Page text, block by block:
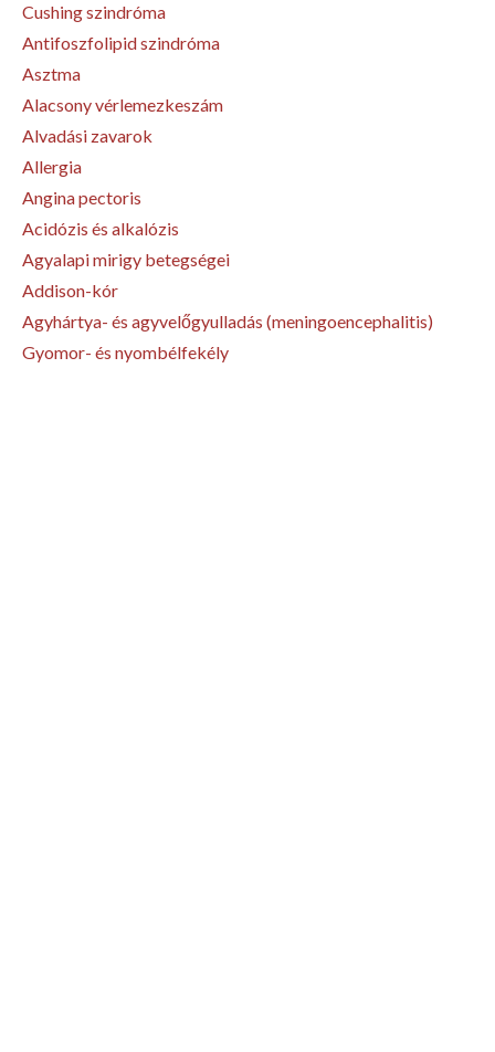
Cushing szindróma
Antifoszfolipid szindróma
Asztma
Alacsony vérlemezkeszám
Alvadási zavarok
Allergia
Angina pectoris
Acidózis és alkalózis
Agyalapi mirigy betegségei
Addison-kór
Agyhártya- és agyvelőgyulladás (meningoencephalitis)
Gyomor- és nyombélfekély